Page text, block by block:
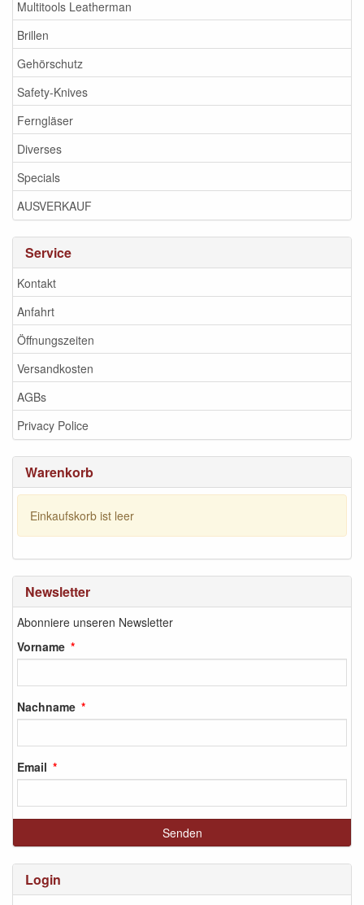
Multitools Leatherman
Brillen
Gehörschutz
Safety-Knives
Ferngläser
Diverses
Specials
AUSVERKAUF
Service
Kontakt
Anfahrt
Öffnungszeiten
Versandkosten
AGBs
Privacy Police
Warenkorb
Einkaufskorb ist leer
Newsletter
Abonniere unseren Newsletter
Vorname
Nachname
Email
Login